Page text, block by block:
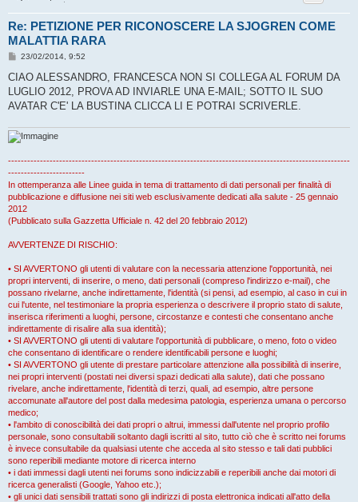
Re: PETIZIONE PER RICONOSCERE LA SJOGREN COME
MALATTIA RARA
M
s
a
g
o
23/02/2014, 9:52
CIAO ALESSANDRO, FRANCESCA NON SI COLLEGA AL FORUM DA
LUGLIO 2012, PROVA AD INVIARLE UNA E-MAIL; SOTTO IL SUO
AVATAR C'E' LA BUSTINA CLICCA LI E POTRAI SCRIVERLE.
-----------------------------------------------------------------------------------------------------------
------------------------
In ottemperanza alle Linee guida in tema di trattamento di dati personali per finalità di
pubblicazione e diffusione nei siti web esclusivamente dedicati alla salute - 25 gennaio
2012
(Pubblicato sulla Gazzetta Ufficiale n. 42 del 20 febbraio 2012)
AVVERTENZE DI RISCHIO:
• SI AVVERTONO gli utenti di valutare con la necessaria attenzione l'opportunità, nei
propri interventi, di inserire, o meno, dati personali (compreso l'indirizzo e-mail), che
possano rivelarne, anche indirettamente, l'identità (si pensi, ad esempio, al caso in cui in
cui l'utente, nel testimoniare la propria esperienza o descrivere il proprio stato di salute,
inserisca riferimenti a luoghi, persone, circostanze e contesti che consentano anche
indirettamente di risalire alla sua identità);
• SI AVVERTONO gli utenti di valutare l'opportunità di pubblicare, o meno, foto o video
che consentano di identificare o rendere identificabili persone e luoghi;
• SI AVVERTONO gli utente di prestare particolare attenzione alla possibilità di inserire,
nei propri interventi (postati nei diversi spazi dedicati alla salute), dati che possano
rivelare, anche indirettamente, l'identità di terzi, quali, ad esempio, altre persone
accomunate all'autore del post dalla medesima patologia, esperienza umana o percorso
medico;
• l'ambito di conoscibilità dei dati propri o altrui, immessi dall'utente nel proprio profilo
personale, sono consultabili soltanto dagli iscritti al sito, tutto ciò che è scritto nei forums
è invece consultabile da qualsiasi utente che acceda al sito stesso e tali dati pubblici
sono reperibili mediante motore di ricerca interno
• i dati immessi dagli utenti nei forums sono indicizzabili e reperibili anche dai motori di
ricerca generalisti (Google, Yahoo etc.);
• gli unici dati sensibili trattati sono gli indirizzi di posta elettronica indicati all'atto della